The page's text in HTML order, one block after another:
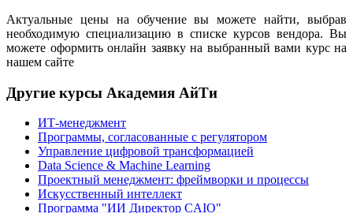
Актуальные цены на обучение вы можете найти, выбрав
необходимую специализацию в списке курсов вендора. Вы
можете оформить онлайн заявку на выбранный вами курс на
нашем сайте
Другие курсы Академия АйТи
ИТ-менеджмент
Программы, согласованные с регулятором
Управление цифровой трансформацией
Data Science & Machine Learning
Проектный менеджмент: фреймворки и процессы
Искусственный интеллект
Программа "ИИ Директор CAIO"